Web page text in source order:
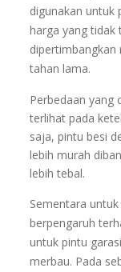
digunakan untuk
harga yang tidak
tahan lama.
Perbedaan yang
terlihat pada
saja, pintu besi
lebih murah
lebih tebal.
Sementara
berpengaruh
untuk pintu
merbau. Pada